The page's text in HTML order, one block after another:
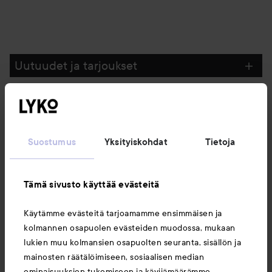
Suostumus Yksityiskohdat Tietoja
Tämä sivusto käyttää evästeitä
Käytämme evästeitä tarjoamamme ensimmäisen ja
kolmannen osapuolen evästeiden muodossa, mukaan
lukien muu kolmansien osapuolten seuranta, sisällön ja
mainosten räätälöimiseen, sosiaalisen median
Uutuudet ja tarjoukset
Seuraa meitä
Saattaisit myös tykätä